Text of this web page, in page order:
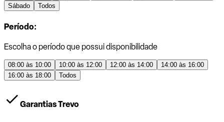
Sábado
Todos
Período:
Escolha o período que possui disponibilidade
08:00 às 10:00 10:00 às 12:00 12:00 às 14:00
14:00 às 16:00
16:00 às 18:00
Todos
Garantias Trevo